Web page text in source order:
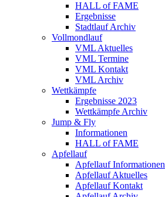
HALL of FAME
Ergebnisse
Stadtlauf Archiv
Vollmondlauf
VML Aktuelles
VML Termine
VML Kontakt
VML Archiv
Wettkämpfe
Ergebnisse 2023
Wettkämpfe Archiv
Jump & Fly
Informationen
HALL of FAME
Apfellauf
Apfellauf Informationen
Apfellauf Aktuelles
Apfellauf Kontakt